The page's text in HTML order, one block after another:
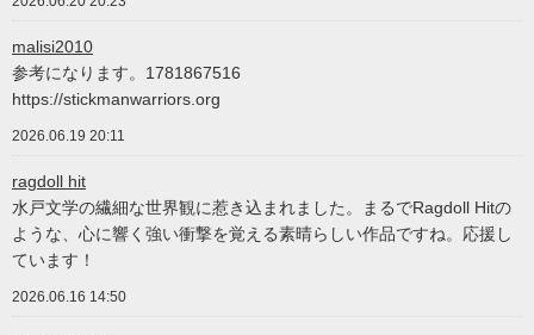
malisi2010
参考になります。1781867516
https://stickmanwarriors.org
2026.06.19 20:11
ragdoll hit
水戸文学の繊細な世界観に惹き込まれました。まるでRagdoll Hitの
ような、心に響く強い衝撃を覚える素晴らしい作品ですね。応援し
ています！
2026.06.16 14:50